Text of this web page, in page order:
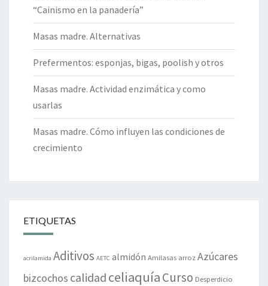
“Cainismo en la panadería”
Masas madre. Alternativas
Prefermentos: esponjas, bigas, poolish y otros
Masas madre. Actividad enzimática y como
usarlas
Masas madre. Cómo influyen las condiciones de
crecimiento
ETIQUETAS
acrilamida Aditivos AETC almidón Amilasas arrozAzúcares
bizcochos calidad celiaquíaCurso Desperdicio